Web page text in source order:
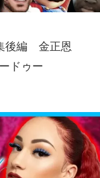
後編 金正恩
ドゥー